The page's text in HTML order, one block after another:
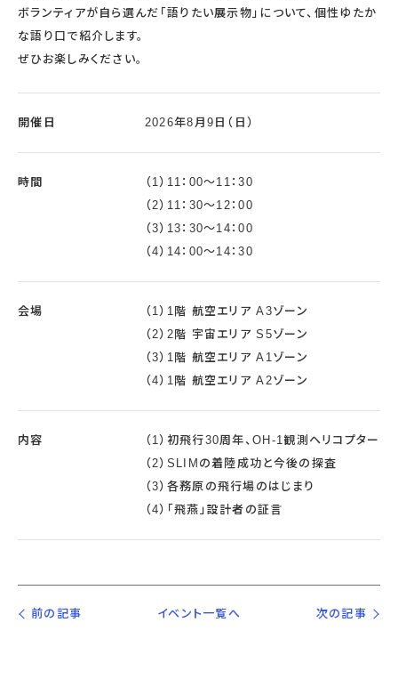
ボランティアが自ら選んだ「語りたい展示物」について、個性ゆたか
な語り口で紹介します。
ぜひお楽しみください。
開催日 2026年8月9日（日）
時間
（1）11：00～11：30
（2）11：30～12：00
（3）13：30～14：00
（4）14：00～14：30
会場
（1）1階 航空エリア A3ゾーン
（2）2階 宇宙エリア S5ゾーン
（3）1階 航空エリア A1ゾーン
（4）1階 航空エリア A2ゾーン
内容
（1）初飛行30周年、OH-1観測ヘリコプター
（2）SLIMの着陸成功と今後の探査
（3）各務原の飛行場のはじまり
（4）「飛燕」設計者の証言
前の記事 イベント一覧へ 次の記事